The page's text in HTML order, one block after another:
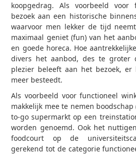
koopgedrag. Als voorbeeld voor
bezoek aan een historische
waarvoor men lekker de tijd
maximaal geniet (fun) van het
en goede horeca. Hoe
divers het aanbod, des te groter
plezier beleeft aan het bezoek,
meer besteedt.
Als voorbeeld voor functioneel
makkelijk mee te nemen
to-go supermarkt op een
worden genoemd. Ook het
foodcourt op de
gerekend tot de categorie